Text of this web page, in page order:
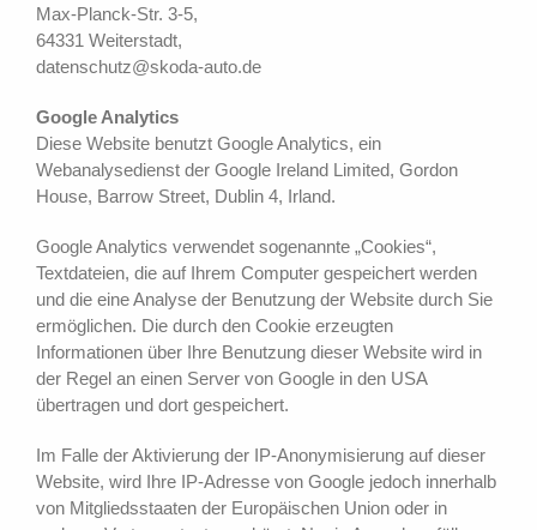
Max-Planck-Str. 3-5,
64331 Weiterstadt,
datenschutz@skoda-auto.de
Google Analytics
Diese Website benutzt Google Analytics, ein
Webanalysedienst der Google Ireland Limited, Gordon
House, Barrow Street, Dublin 4, Irland.
Google Analytics verwendet sogenannte „Cookies“,
Textdateien, die auf Ihrem Computer gespeichert werden
und die eine Analyse der Benutzung der Website durch Sie
ermöglichen. Die durch den Cookie erzeugten
Informationen über Ihre Benutzung dieser Website wird in
der Regel an einen Server von Google in den USA
übertragen und dort gespeichert.
Im Falle der Aktivierung der IP-Anonymisierung auf dieser
Website, wird Ihre IP-Adresse von Google jedoch innerhalb
von Mitgliedsstaaten der Europäischen Union oder in